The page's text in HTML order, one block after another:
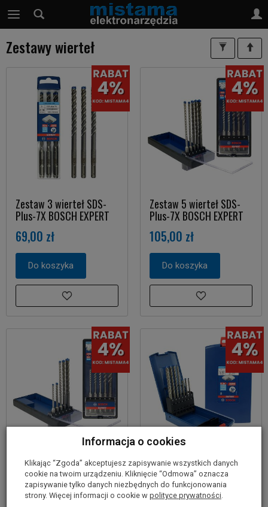
Zestawy wierteł
Zestaw 3 wierteł SDS-
Plus-7X BOSCH EXPERT
69,00 zł
Do koszyka
Zestaw 5 wierteł SDS-
Plus-7X BOSCH EXPERT
105,00 zł
Do koszyka
Zestaw 5 wierteł SDS-
Plus-7X BOSCH EXPERT
107,00 zł
Zestaw 7 wierteł SDS-
Plus-7X BOSCH EXPERT
169,00 zł
Informacja o cookies
Klikając “Zgoda” akceptujesz zapisywanie wszystkich danych
cookie na twoim urządzeniu. Kliknięcie “Odmowa” oznacza
zapisywanie tylko danych niezbędnych do funkcjonowania
strony. Więcej informacji o cookie w polityce prywatności.